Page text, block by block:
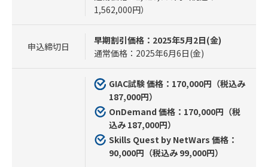
1,562,000円）
申込締切日
早期割引価格：2025年5月2日(金)
通常価格：2025年6月6日(金)
GIAC試験 価格：170,000円（税込み
187,000円）
OnDemand 価格：170,000円（税
込み 187,000円）
Skills Quest by NetWars 価格：
90,000円（税込み 99,000円）